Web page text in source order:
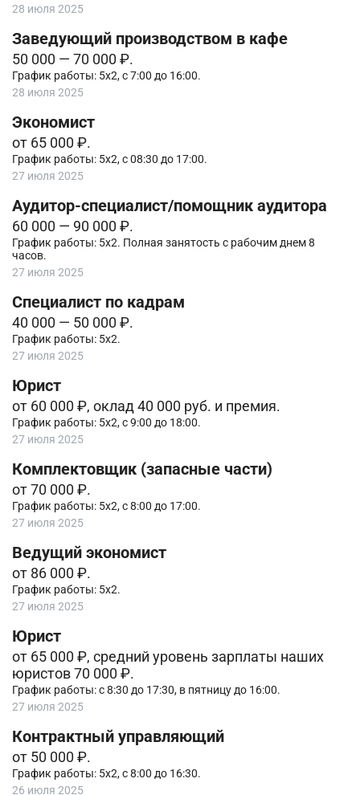
28 июля 2025
Заведующий производством в кафе
50 000 — 70 000 ₽.
График работы: 5х2, с 7:00 до 16:00.
28 июля 2025
Экономист
от 65 000 ₽.
График работы: 5х2, с 08:30 до 17:00.
27 июля 2025
Аудитор-специалист/помощник аудитора
60 000 — 90 000 ₽.
График работы: 5х2. Полная занятость с рабочим днем 8
часов.
27 июля 2025
Специалист по кадрам
40 000 — 50 000 ₽.
График работы: 5х2.
27 июля 2025
Юрист
от 60 000 ₽, оклад 40 000 руб. и премия.
График работы: 5х2, с 9:00 до 18:00.
27 июля 2025
Комплектовщик (запасные части)
от 70 000 ₽.
График работы: 5х2, с 8:00 до 17:00.
27 июля 2025
Ведущий экономист
от 86 000 ₽.
График работы: 5х2.
27 июля 2025
Юрист
от 65 000 ₽, средний уровень зарплаты наших
юристов 70 000 ₽.
График работы: с 8:30 до 17:30, в пятницу до 16:00.
27 июля 2025
Контрактный управляющий
от 50 000 ₽.
График работы: 5х2, с 8:00 до 16:30.
26 июля 2025